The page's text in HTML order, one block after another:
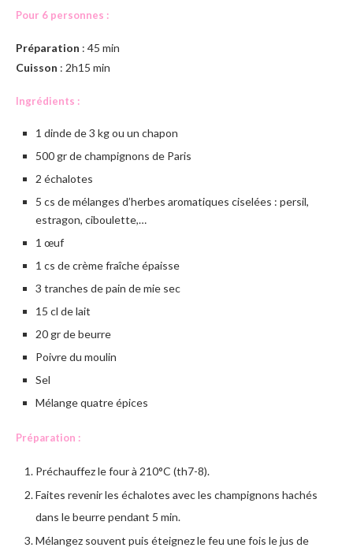
Pour 6 personnes :
Préparation : 45 min
Cuisson : 2h15 min
Ingrédients :
1 dinde de 3 kg ou un chapon
500 gr de champignons de Paris
2 échalotes
5 cs de mélanges d’herbes aromatiques ciselées : persil,
estragon, ciboulette,…
1 œuf
1 cs de crème fraîche épaisse
3 tranches de pain de mie sec
15 cl de lait
20 gr de beurre
Poivre du moulin
Sel
Mélange quatre épices
Préparation :
Préchauffez le four à 210°C (th7-8).
Faites revenir les échalotes avec les champignons hachés
dans le beurre pendant 5 min.
Mélangez souvent puis éteignez le feu une fois le jus de